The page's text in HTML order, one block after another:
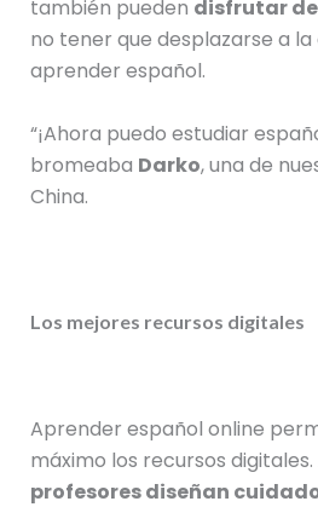
también pueden disfrutar
no tener que desplazarse a
aprender español.
“¡Ahora puedo estudiar
bromeaba Darko, una de
China.
Los mejores recursos digitales
Aprender español online
máximo los recursos
profesores diseñan